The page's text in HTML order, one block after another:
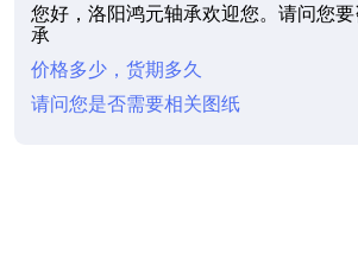
您好，洛阳鸿元轴承欢迎您。请问您
承
价格多少，货期多久
请问您是否需要相关图纸